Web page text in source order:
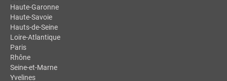
Haute-Garonne
Haute-Savoie
Hauts-de-Seine
Loire-Atlantique
Paris
Rhône
Seine-et-Marne
Yvelines